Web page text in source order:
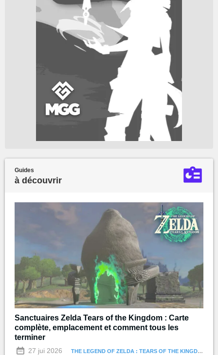
Guides
à découvrir
Sanctuaires Zelda Tears of the Kingdom : Carte
complète, emplacement et comment tous les
terminer
27 jui 2026 THE LEGEND OF ZELDA : TEARS OF THE KINGDOM